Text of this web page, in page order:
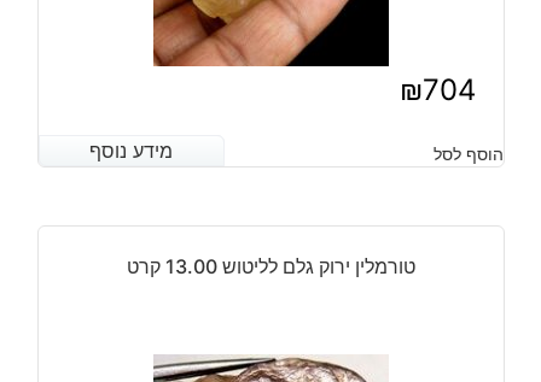
₪704
מידע נוסף הוסף לסל מידע נוסף
טורמלין ירוק גלם לליטוש 13.00 קרט